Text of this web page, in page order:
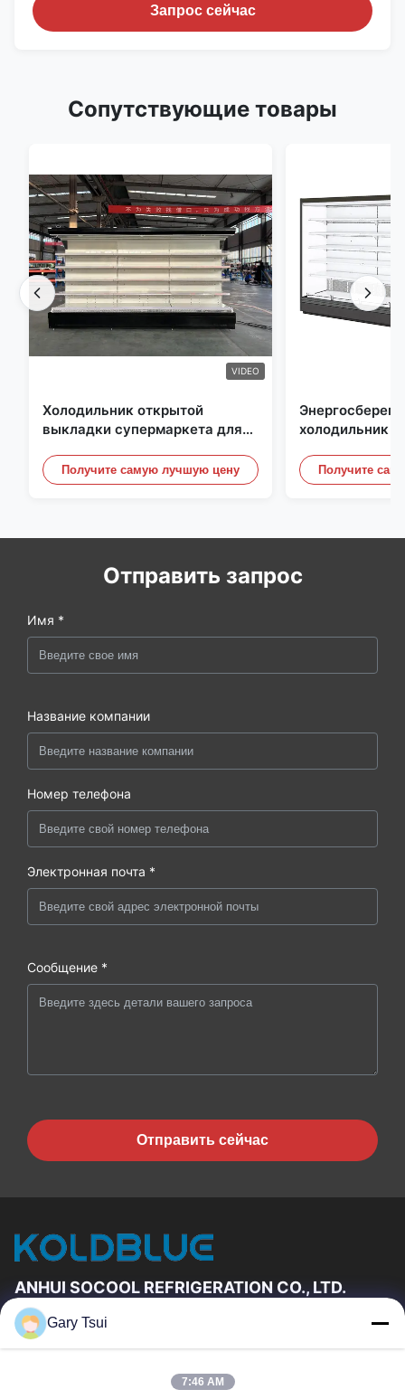
Запрос сейчас
Сопутствующие товары
VIDEO
Холодильник открытой
выкладки супермаркета для
освещением СИД
Получите самую лучшую цену
холодильник
небом
витринные
Получите
Отправить запрос
Имя *
Название компании
Номер телефона
Электронная почта *
Сообщение *
Отправить сейчас
ANHUI SOCOOL REFRIGERATION CO., LTD.
Быстрые Связи
О Нас
Gary Tsui
7:46 AM